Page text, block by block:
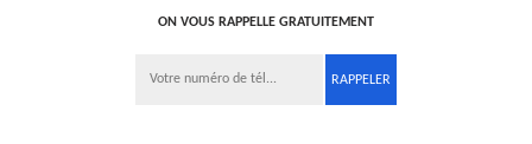
ON VOUS RAPPELLE GRATUITEMENT